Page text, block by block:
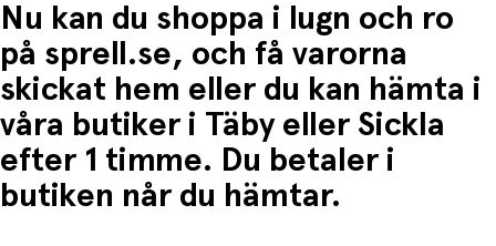
Nu kan du shoppa i lugn och ro
på sprell.se, och få varorna
skickat hem eller du kan hämta i
våra butiker i Täby eller Sickla
efter 1 timme. Du betaler i
butiken når du hämtar.